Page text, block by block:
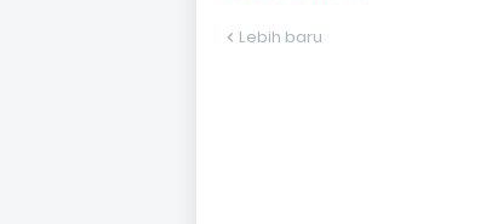
Lebih baru